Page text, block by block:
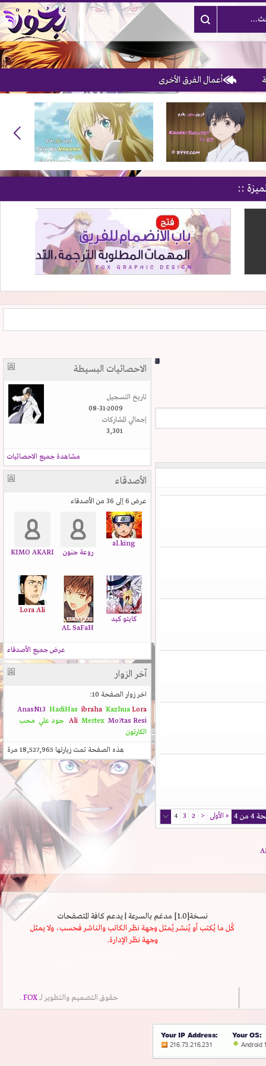
أعمال الفرق الأخرى
::
4 الأولى <
2
الاحصائيات البسيطة
تاريخ التسجيل
08-31-2009
إجمالي المشاركات
3,301
مشاهدة جميع الاحصائيات
الأصدقاء
عرض 6 إلى 36 من الأصدقاء
al.king
روعة جنون
KIMO AKARI
كايتو كيد
AL SaFaH
Lora Ali
عرض جميع الأصدقاء
آخر الزوار
اخر زوار الصفحة 10:
AnasN13
HadiHas ibraha KazhuaLora
Ali
Mertex Mo7tasResi جود علي
محب
الكارتون
هذه الصفحة تمت زيارتها18,527,965مرة
نسخة[1.0] مدعَم بالسرعة | يدعم كافة المتصفحات
كُل ما يُكتب أو يُنشر يُمثل وجهة نظر الكاتب والناشر فحسب، ولا يمثل
وجهة نظر الإدارة.
حقوق التصميم والتطوير لــFOX
.